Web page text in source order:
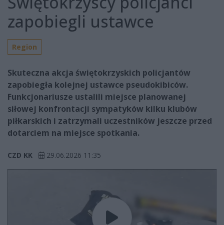
zapobiegli ustawce
Region
Skuteczna akcja świętokrzyskich policjantów
zapobiegła kolejnej ustawce pseudokibiców.
Funkcjonariusze ustalili miejsce planowanej
siłowej konfrontacji sympatyków kilku klubów
piłkarskich i zatrzymali uczestników jeszcze przed
dotarciem na miejsce spotkania.
CZD KK 29.06.2026 11:35